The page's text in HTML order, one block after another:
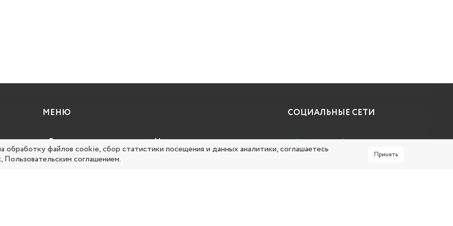
МЕНЮ
Главная
Услуги
Об организации
СОЦИАЛЬНЫЕ СЕТИ
обработку файлов cookie, сбор статистики посещения и данных аналитики, соглашаетесь
, Пользовательским соглашением. Принять